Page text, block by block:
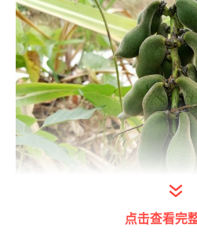
点击查看完